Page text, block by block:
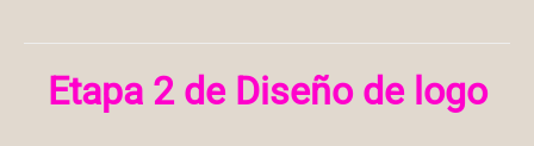
Etapa 2 de Diseño de logo